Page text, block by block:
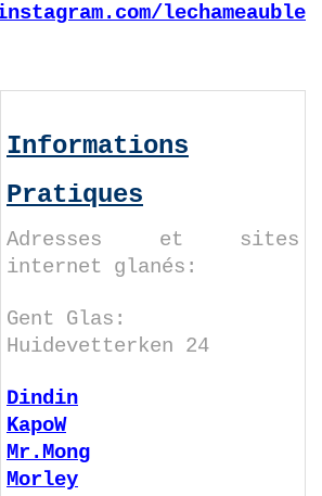
Informations
Pratiques
Adresses et sites
internet glanés:
Gent Glas:
Huidevetterken 24
Dindin
KapoW
Mr.Mong
Morley